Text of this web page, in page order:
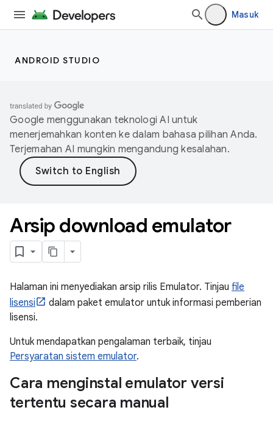
Masuk
ANDROID STUDIO
Google menggunakan teknologi AI untuk
menerjemahkan konten ke dalam bahasa pilihan Anda.
Terjemahan AI mungkin mengandung kesalahan.
Arsip download emulator
Halaman ini menyediakan arsip rilis Emulator. Tinjau file
lisensi
dalam paket emulator untuk informasi pemberian
lisensi.
Untuk mendapatkan pengalaman terbaik, tinjau
Persyaratan sistem emulator.
Cara menginstal emulator versi
tertentu secara manual